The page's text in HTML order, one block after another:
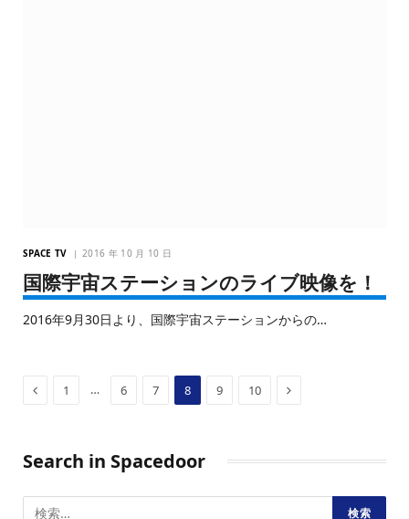
SPACE TV 2016 年 10 月 10 日
国際宇宙ステーションのライブ映像を！
2016年9月30日より、国際宇宙ステーションからの…
Previous
1 … 6 7 8 9 10 Next
Search in Spacedoor